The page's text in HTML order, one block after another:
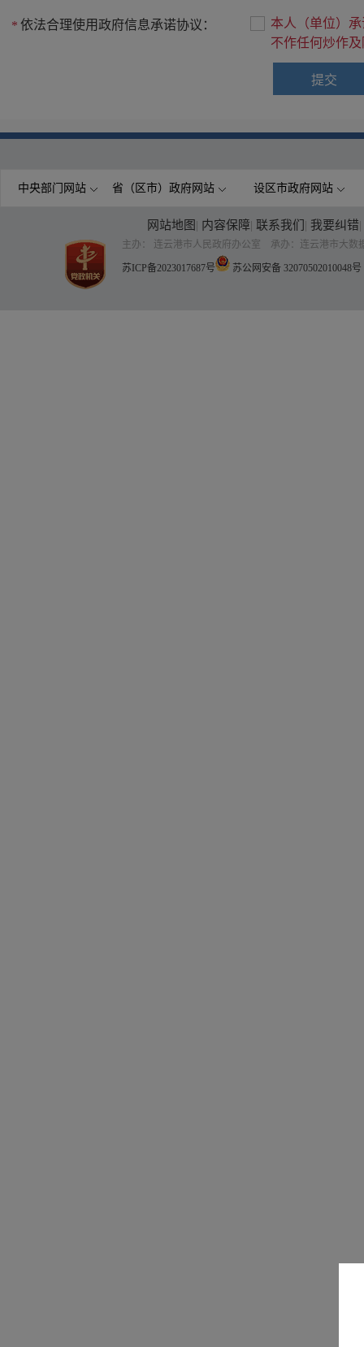
* 依法合理使用政府信息承诺协议：
本人（单位）
不作任何炒作
中央部门网站 省（区市）政府网站 设区市政府网站
网站地图 | 内容保障| 联系我们 | 我要纠错|
主办： 连云港市人民政府办公室 承办：连云港市大数
苏ICP备2023017687号 苏公网安备 32070502010048号